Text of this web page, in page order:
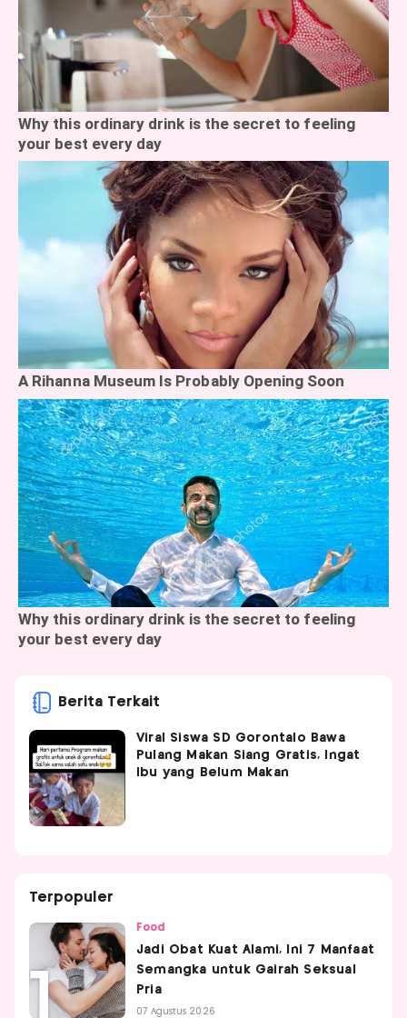
Berita Terkait
Viral Siswa SD Gorontalo Bawa
Pulang Makan Siang Gratis, Ingat
Ibu yang Belum Makan
Terpopuler
Food
Jadi Obat Kuat Alami, Ini 7 Manfaat
Semangka untuk Gairah Seksual
Pria
07 Agustus 2026